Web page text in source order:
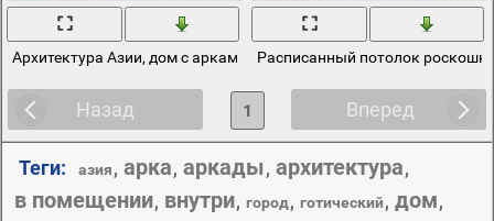
Архитектура Азии, дом с арками Расписанный потолок
Назад Вперед
1
Теги: азия, арка, аркады , архитектура,
в помещении, внутри, город, готический, дом,